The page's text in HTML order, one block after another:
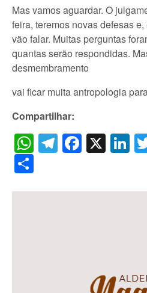
Mas vamos aguardar. O
feira, teremos novas defesas
vão falar. Muitas perguntas
quantas serão respondidas.
desmembramento
vai ficar muita antropologia
Compartilhar:
WhatsApp
Telegram
X